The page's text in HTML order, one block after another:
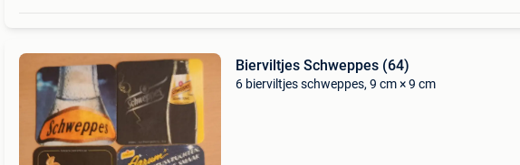
Bierviltjes Schweppes (64)
6 bierviltjes schweppes, 9 cm × 9 cm